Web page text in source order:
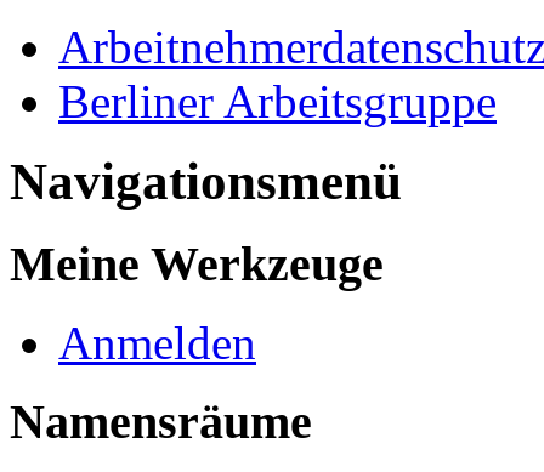
Berliner Arbeitsgruppe
Navigationsmenü
Meine Werkzeuge
Anmelden
Namensräume